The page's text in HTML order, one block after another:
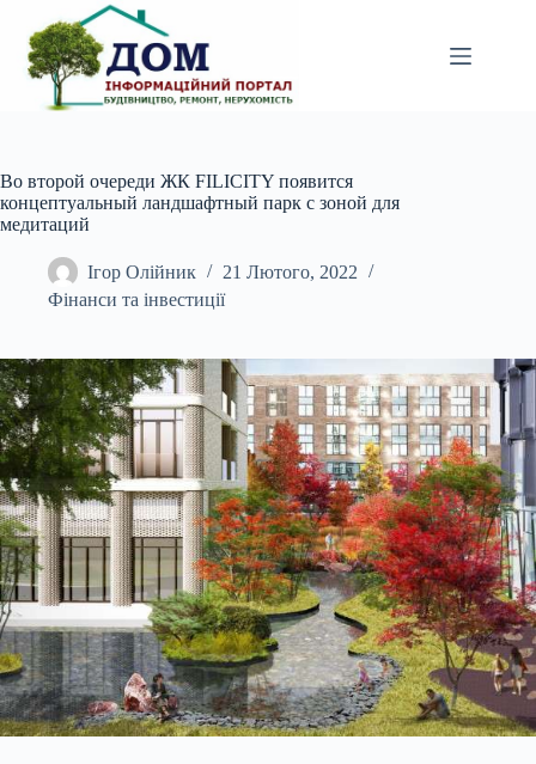
вмісту
Во второй очереди ЖК FILICITY появится
концептуальный ландшафтный парк с зоной для
медитаций
Ігор Олійник
21 Лютого, 2022
Фінанси та інвестиції